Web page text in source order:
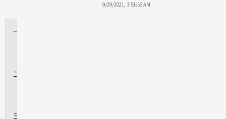
9/29/2021, 3:51:53 AM